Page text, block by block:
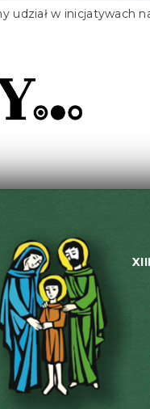
udział w inicjatywach